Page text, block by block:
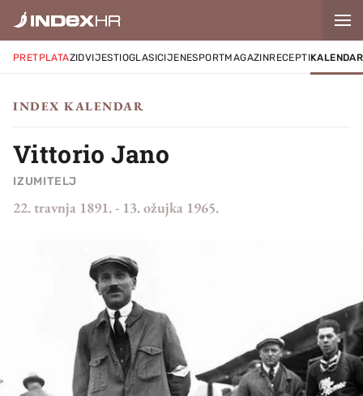
PRETPLATAZIDVIJESTIOGLASICIJENESPORTMAGAZINRECEPTIKALENDAR
INDEX KALENDAR
Vittorio Jano
IZUMITELJ
22. travnja 1891.- 13. ožujka 1965.